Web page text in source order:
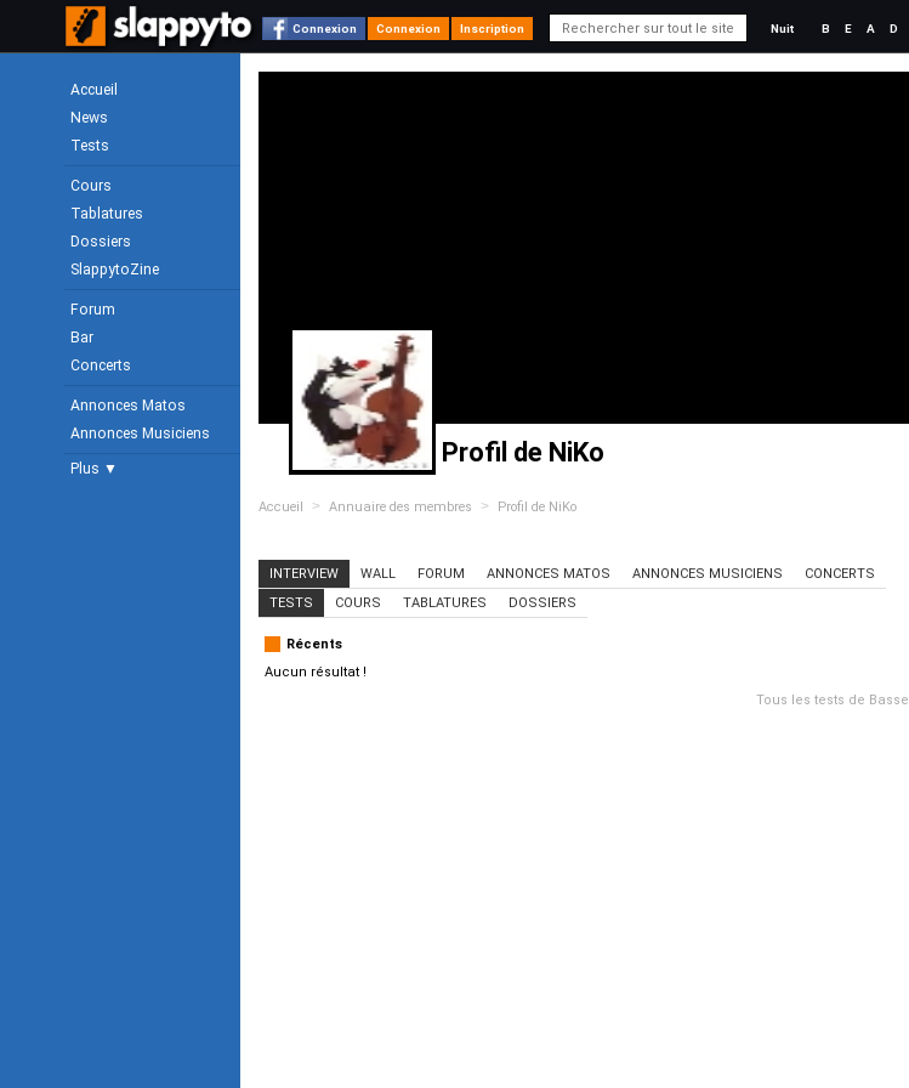
Connexion Connexion Inscription Nuit B E A D
Accueil
News
Tests
Cours
Tablatures
Dossiers
SlappytoZine
Forum
Bar
Concerts
Annonces Matos
Annonces Musiciens
Plus ▼
Profil de NiKo
Accueil > Annuaire des membres > Profil de NiKo
INTERVIEW WALL FORUM ANNONCES MATOS ANNONCES MUSICIENS
CONCERTS
TESTS
COURS TABLATURES DOSSIERS
Récents
Aucun résultat !
Tous les tests de Basse